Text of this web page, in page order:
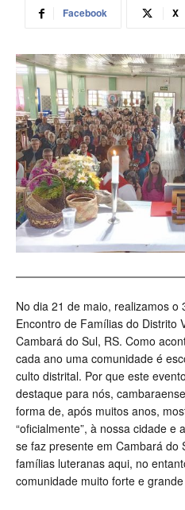
Facebook X
No dia 21 de maio, realizamos o
Encontro de Famílias do Distrito
Cambará do Sul, RS. Como
cada ano uma comunidade é
culto distrital. Por que este
destaque para nós,
forma de, após muitos anos,
“oficialmente”, à nossa cidade e
se faz presente em Cambará do
famílias luteranas aqui, no
comunidade muito forte e